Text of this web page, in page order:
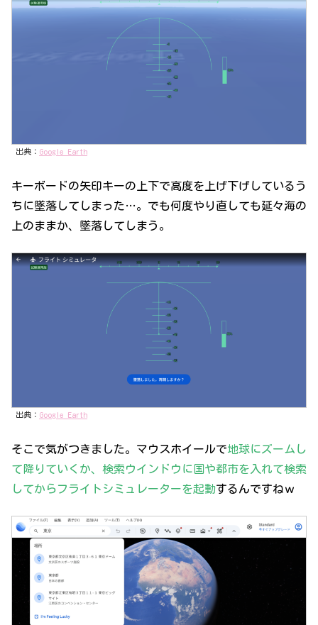
出典： Google Earth
キーボードの矢印キーの上下で高度を上げ下げしているう
ちに墜落してしまった…。でも何度やり直しても延々海の
上のままか、墜落してしまう。
出典： Google Earth
そこで気がつきました。マウスホイールで地球にズームし
て降りていくか、検索ウインドウに国や都市を入れて検索
してからフライトシミュレーターを起動するんですねｗ